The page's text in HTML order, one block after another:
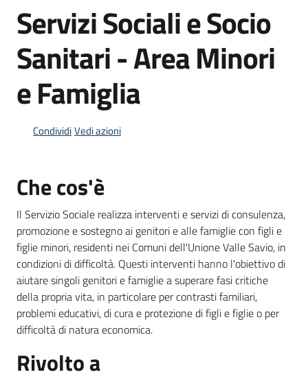
Menu selezionato
Centri
per
famiglie
Newsletter
Servizi Sociali e Socio
Sanitari - Area Minori
e Famiglia
CondividiVedi azioni
Che cos'è
Il Servizio Sociale realizza interventi e servizi di consulenza,
promozione e sostegno ai genitori e alle famiglie con figli e
figlie minori, residenti nei Comuni dell'Unione Valle Savio, in
condizioni di difficoltà. Questi interventi hanno l'obiettivo di
aiutare singoli genitori e famiglie a superare fasi critiche
della propria vita, in particolare per contrasti familiari,
problemi educativi, di cura e protezione di figli e figlie o per
difficoltà di natura economica.
Rivolto a